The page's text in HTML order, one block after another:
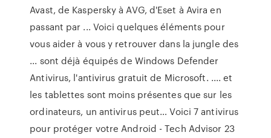
Avast, de Kaspersky à AVG, d'Eset à Avira en
passant par ... Voici quelques éléments pour
vous aider à vous y retrouver dans la jungle des
... sont déjà équipés de Windows Defender
Antivirus, l'antivirus gratuit de Microsoft. .... et
les tablettes sont moins présentes que sur les
ordinateurs, un antivirus peut… Voici 7 antivirus
pour protéger votre Android - Tech Advisor 23